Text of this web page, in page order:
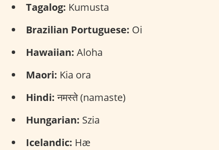
Tagalog: Kumusta
Brazilian Portuguese: Oi
Hawaiian: Aloha
Maori: Kia ora
Hindi:नमस्ते (namaste)
Hungarian: Szia
Icelandic: Hæ